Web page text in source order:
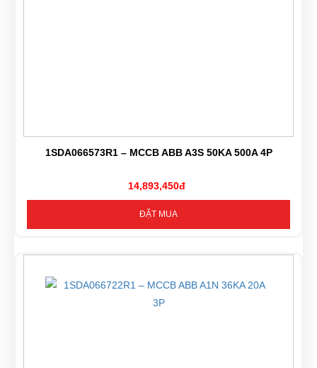
1SDA066573R1 – MCCB ABB A3S 50KA 500A 4P
14,893,450đ
ĐẶT MUA